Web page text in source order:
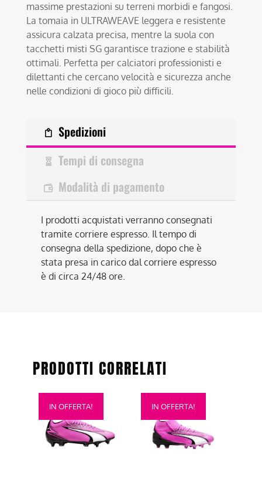
massime prestazioni su terreni morbidi e fangosi.
La tomaia in ULTRAWEAVE leggera e resistente
assicura calzata precisa, mentre la suola con
tacchetti misti SG garantisce trazione e stabilità
ottimali. Perfetta per calciatori professionisti e
dilettanti che cercano velocità e sicurezza anche
nelle condizioni di gioco più difficili.
Spedizioni
Tempi di consegna
Modalità di pagamento
I prodotti acquistati verranno consegnati
tramite corriere espresso. Il tempo di
consegna della spedizione, dopo che è
stata presa in carico dal corriere espresso
è di circa 24/48 ore.
PRODOTTI CORRELATI
IN OFFERTA!
Questo
prodotto
IN OFFERTA!
Questo
prodotto